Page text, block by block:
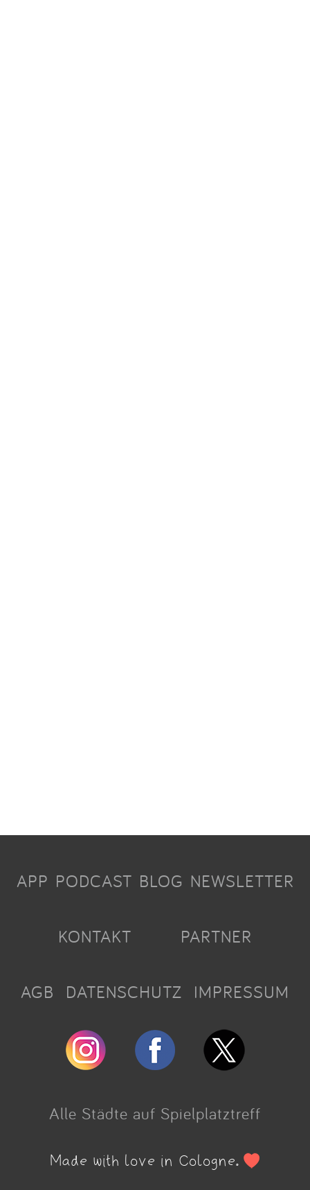
APP PODCAST BLOG NEWSLETTER
KONTAKT PARTNER
AGB DATENSCHUTZ IMPRESSUM
Alle Städte auf Spielplatztreff
Made with love in Cologne.